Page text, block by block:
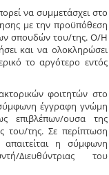
να συμμετάσχει στο
με την προϋπόθεση
των σπουδών του/της. Ο/Η
και να ολοκληρώσει
το αργότερο εντός
φοιτητών στο
σύμφωνη έγγραφη γνώμη
επιβλέπων/ουσα της
του/της. Σε περίπτωση
απαιτείται η σύμφωνη
Διευθύντριας του